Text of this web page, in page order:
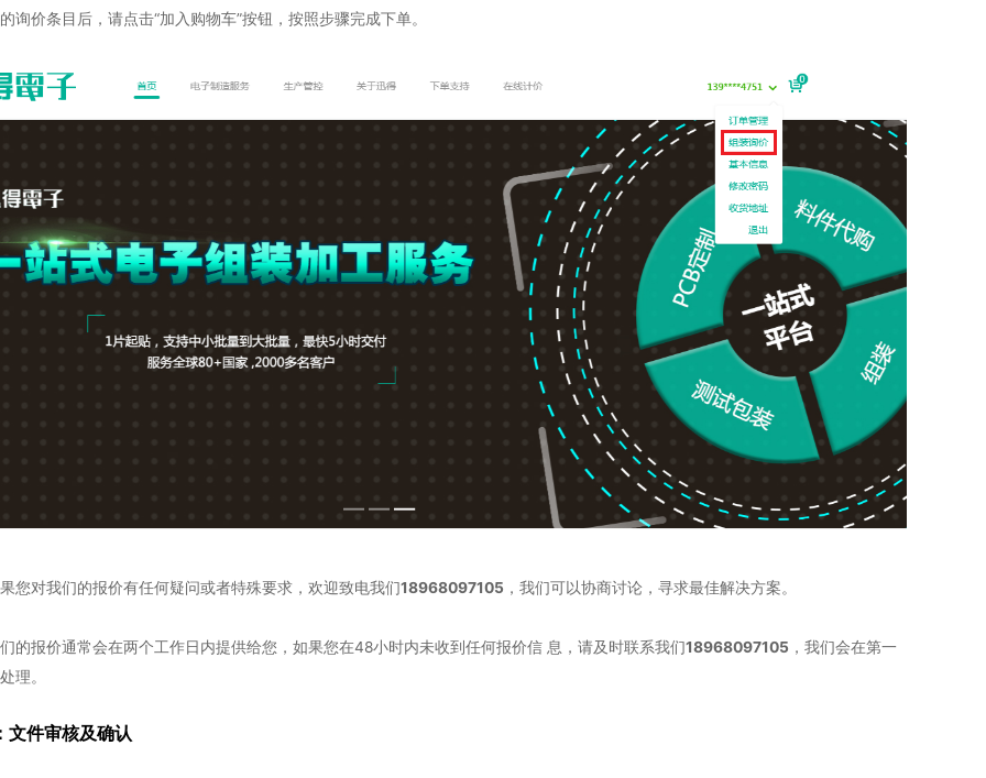
询价条目后，请点击“加入购物车”按钮，按照步骤完成下单。
您对我们的报价有任何疑问或者特殊要求，欢迎致电我们18968097105 ，我们可以协商讨论，寻求最佳解决方案。
的报价通常会在两个工作日内提供给您，如果您在48小时内未收到任何报价信 息，请及时联系我们18968097105 ，我们会在第一
理。
文件审核及确认